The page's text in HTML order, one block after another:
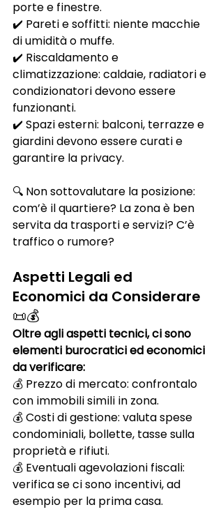
porte e finestre.
✔️ Pareti e soffitti: niente macchie
di umidità o muffe.
✔️ Riscaldamento e
climatizzazione: caldaie, radiatori e
condizionatori devono essere
funzionanti.
✔️ Spazi esterni: balconi, terrazze e
giardini devono essere curati e
garantire la privacy.
🔍 Non sottovalutare la posizione:
com’è il quartiere? La zona è ben
servita da trasporti e servizi? C’è
traffico o rumore?
Aspetti Legali ed
Economici da Considerare
📜💰
Oltre agli aspetti tecnici, ci sono
elementi burocratici ed economici
da verificare:
💰 Prezzo di mercato: confrontalo
con immobili simili in zona.
💰 Costi di gestione: valuta spese
condominiali, bollette, tasse sulla
proprietà e rifiuti.
💰 Eventuali agevolazioni fiscali:
verifica se ci sono incentivi, ad
esempio per la prima casa.